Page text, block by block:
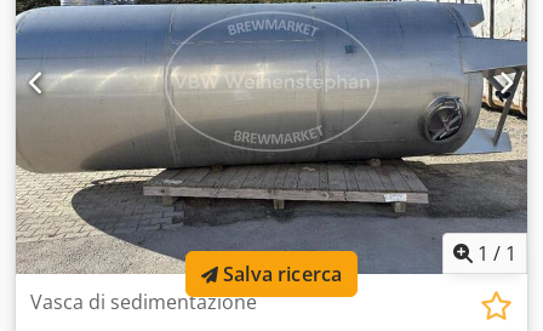
An Eoha Capacità zona refrigerata: 5 l Lunghezza: 1000
mm Larghezza: 1000 mm Altezza: 1700 mm Materiale:
acciaio inox Dotazioni: Boccaporto sulla fascia, testa di
lavaggio con tubazione e valvola di intercettazione DN 25,
valvola di sicurezza e manometro, valvola di scarico,
termometro, piedi tubolari regolabili in altezza
1 / 1
Vasca di sedimentazione
Salva ricerca